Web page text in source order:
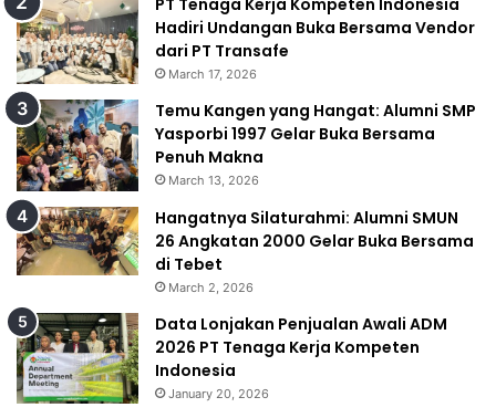
Hadiri Undangan Buka Bersama Vendor
dari PT Transafe
March 17, 2026
Temu Kangen yang Hangat: Alumni SMP
Yasporbi 1997 Gelar Buka Bersama
Penuh Makna
March 13, 2026
Hangatnya Silaturahmi: Alumni SMUN
26 Angkatan 2000 Gelar Buka Bersama
di Tebet
March 2, 2026
Data Lonjakan Penjualan Awali ADM
2026 PT Tenaga Kerja Kompeten
Indonesia
January 20, 2026